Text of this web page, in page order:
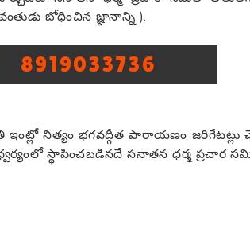
బోధించిన జ్ఞానాన్ని ).
8919033736
ఇంట్లో నిత్యం భగవద్గీత పారాయణం
స్థాపించబడినదే సనాతన ధర్మ ప్రచార